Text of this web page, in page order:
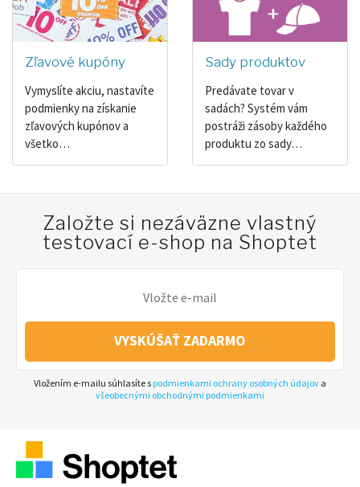
Zľavové kupóny
Vymyslíte akciu, nastavíte
podmienky na získanie
zľavových kupónov a
všetko…
Sady produktov
Predávate tovar v
sadách? Systém vám
postráži zásoby každého
produktu zo sady…
Založte si nezáväzne vlastný
testovací e-shop na Shoptet
VYSKÚŠAŤ ZADARMO
Vložením e-mailu súhlasíte s podmienkami ochrany osobných údajov a
všeobecnými obchodnými podmienkami